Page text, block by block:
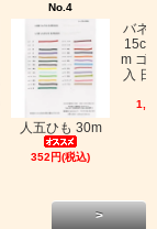
No.4
人五ひも 30m
352円(税込)
バネ
m ゴ
入
>